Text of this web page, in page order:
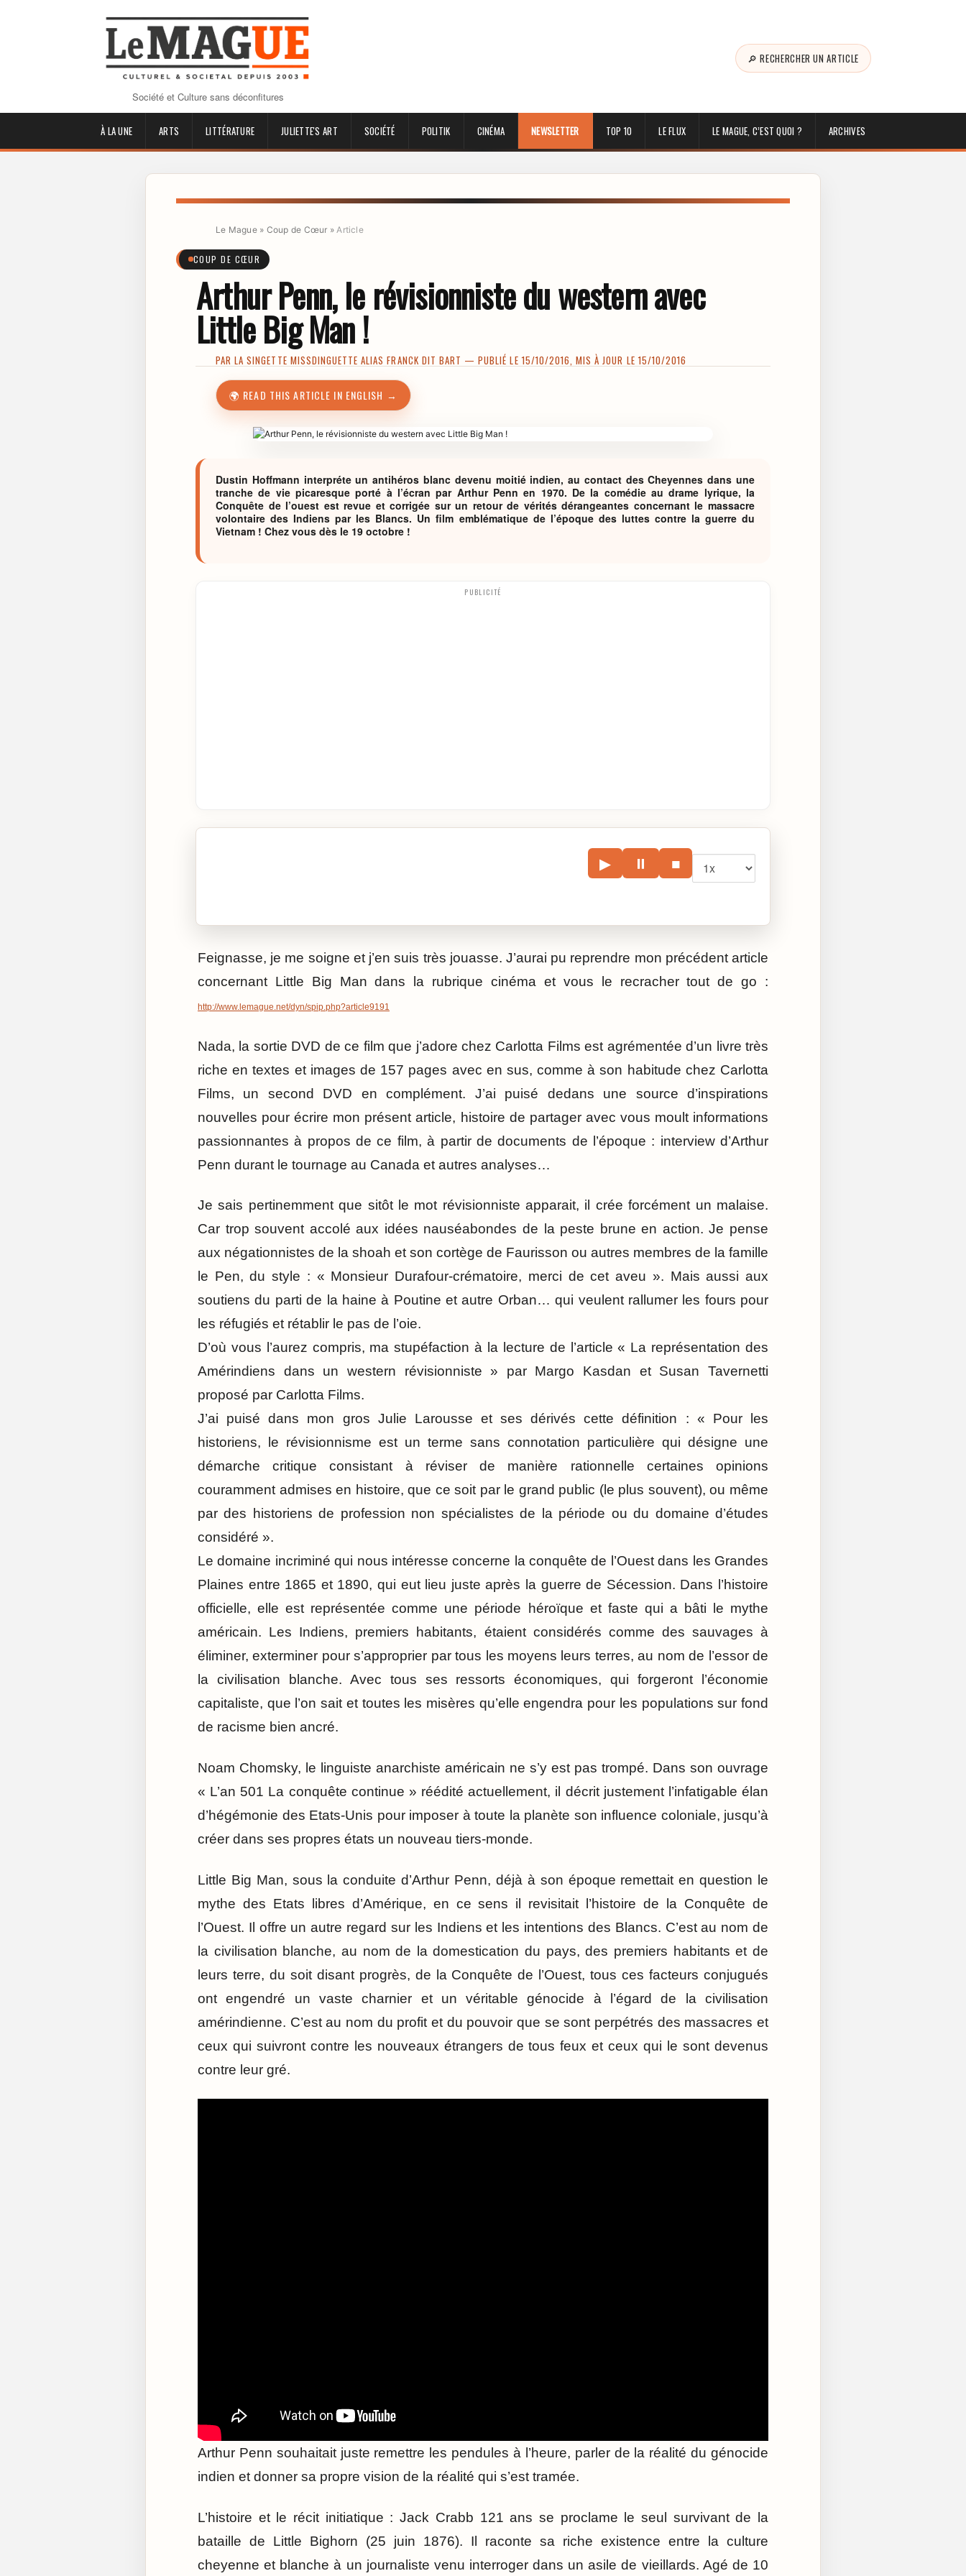
Société et Culture sans déconfitures
🔎 RECHERCHER UN ARTICLE
À LA UNE ARTS LITTÉRATURE JULIETTE'S ART SOCIÉTÉ POLITIK CINÉMA NEWSLETTER TOP 10 LE FLUX LE MAGUE, C’EST QUOI ? ARCHIVES
Le Mague» Coup de Cœur » Article
COUP DE CŒUR
Arthur Penn, le révisionniste du western avec
Little Big Man !
PARLA SINGETTE MISSDINGUETTE ALIAS FRANCK DIT BART — PUBLIÉ LE 15/10/2016, MIS À JOUR LE 15/10/2016
🌍 READ THIS ARTICLE IN ENGLISH →
Dustin Hoffmann interpréte un antihéros blanc devenu moitié indien, au contact des Cheyennes dans une
tranche de vie picaresque porté à l’écran par Arthur Penn en 1970. De la comédie au drame lyrique, la
Conquête de l’ouest est revue et corrigée sur un retour de vérités dérangeantes concernant le massacre
volontaire des Indiens par les Blancs. Un film emblématique de l’époque des luttes contre la guerre du
Vietnam ! Chez vous dès le 19 octobre !
PUBLICITÉ
▶ ⏸ ■
Feignasse, je me soigne et j’en suis très jouasse. J’aurai pu reprendre mon précédent article
concernant Little Big Man dans la rubrique cinéma et vous le recracher tout de go :
http://www.lemague.net/dyn/spip.php?article9191
Nada, la sortie DVD de ce film que j’adore chez Carlotta Films est agrémentée d’un livre très
riche en textes et images de 157 pages avec en sus, comme à son habitude chez Carlotta
Films, un second DVD en complément. J’ai puisé dedans une source d’inspirations
nouvelles pour écrire mon présent article, histoire de partager avec vous moult informations
passionnantes à propos de ce film, à partir de documents de l’époque : interview d’Arthur
Penn durant le tournage au Canada et autres analyses…
Je sais pertinemment que sitôt le mot révisionniste apparait, il crée forcément un malaise.
Car trop souvent accolé aux idées nauséabondes de la peste brune en action. Je pense
aux négationnistes de la shoah et son cortège de Faurisson ou autres membres de la famille
le Pen, du style : « Monsieur Durafour-crématoire, merci de cet aveu ». Mais aussi aux
soutiens du parti de la haine à Poutine et autre Orban… qui veulent rallumer les fours pour
les réfugiés et rétablir le pas de l’oie.
D’où vous l’aurez compris, ma stupéfaction à la lecture de l’article « La représentation des
Amérindiens dans un western révisionniste » par Margo Kasdan et Susan Tavernetti
proposé par Carlotta Films.
J’ai puisé dans mon gros Julie Larousse et ses dérivés cette définition : « Pour les
historiens, le révisionnisme est un terme sans connotation particulière qui désigne une
démarche critique consistant à réviser de manière rationnelle certaines opinions
couramment admises en histoire, que ce soit par le grand public (le plus souvent), ou même
par des historiens de profession non spécialistes de la période ou du domaine d’études
considéré ».
Le domaine incriminé qui nous intéresse concerne la conquête de l’Ouest dans les Grandes
Plaines entre 1865 et 1890, qui eut lieu juste après la guerre de Sécession. Dans l’histoire
officielle, elle est représentée comme une période héroïque et faste qui a bâti le mythe
américain. Les Indiens, premiers habitants, étaient considérés comme des sauvages à
éliminer, exterminer pour s’approprier par tous les moyens leurs terres, au nom de l’essor de
la civilisation blanche. Avec tous ses ressorts économiques, qui forgeront l’économie
capitaliste, que l’on sait et toutes les misères qu’elle engendra pour les populations sur fond
de racisme bien ancré.
Noam Chomsky, le linguiste anarchiste américain ne s’y est pas trompé. Dans son ouvrage
« L’an 501 La conquête continue » réédité actuellement, il décrit justement l’infatigable élan
d’hégémonie des Etats-Unis pour imposer à toute la planète son influence coloniale, jusqu’à
créer dans ses propres états un nouveau tiers-monde.
Little Big Man, sous la conduite d’Arthur Penn, déjà à son époque remettait en question le
mythe des Etats libres d’Amérique, en ce sens il revisitait l’histoire de la Conquête de
l’Ouest. Il offre un autre regard sur les Indiens et les intentions des Blancs. C’est au nom de
la civilisation blanche, au nom de la domestication du pays, des premiers habitants et de
leurs terre, du soit disant progrès, de la Conquête de l’Ouest, tous ces facteurs conjugués
ont engendré un vaste charnier et un véritable génocide à l’égard de la civilisation
amérindienne. C’est au nom du profit et du pouvoir que se sont perpétrés des massacres et
ceux qui suivront contre les nouveaux étrangers de tous feux et ceux qui le sont devenus
contre leur gré.
Arthur Penn souhaitait juste remettre les pendules à l’heure, parler de la réalité du génocide
indien et donner sa propre vision de la réalité qui s’est tramée.
L’histoire et le récit initiatique : Jack Crabb 121 ans se proclame le seul survivant de la
bataille de Little Bighorn (25 juin 1876). Il raconte sa riche existence entre la culture
cheyenne et blanche à un journaliste venu interroger dans un asile de vieillards. Agé de 10